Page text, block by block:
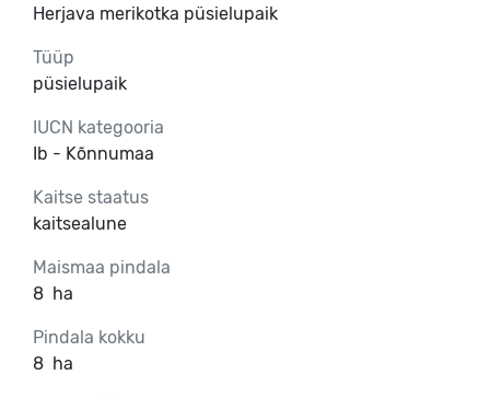
Herjava merikotka püsielupaik
Tüüp
püsielupaik
IUCN kategooria
Ib - Kõnnumaa
Kaitse staatus
kaitsealune
Maismaa pindala
8 ha
Pindala kokku
8 ha